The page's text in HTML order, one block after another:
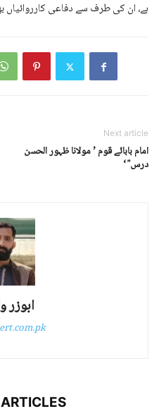
ہے، ان کی طرف سے دفاعی کارروائیاں
Next article
امام بابائے قوم ’ مولانا ظہور الحسن
درس ؒ ‘
ابوزر